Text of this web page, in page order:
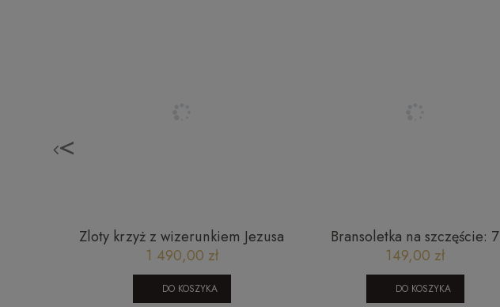
<
Zloty krzyż z wizerunkiem Jezusa
070520241
1 490,00 zł
DO KOSZYKA
Bransoletka na szczęście: 7
życzeń granat karneol, cytryn,
kwarc, lapis, ametyst, górski
149,00 zł
DO KOSZYKA